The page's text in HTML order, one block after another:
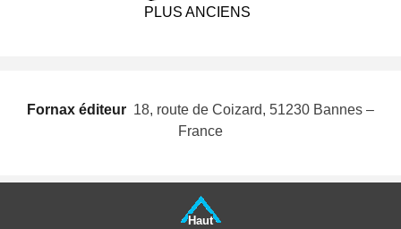
PLUS ANCIENS
Fornax éditeur  18, route de Coizard, 51230 Bannes –
France
Haut